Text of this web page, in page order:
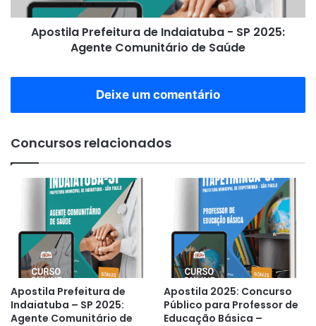
Comunitário
Apostila Prefeitura de Indaiatuba - SP 2025:
Agente Comunitário de Saúde
Deixe um comentário
Concursos relacionados
Apostila Prefeitura de
Indaiatuba – SP 2025:
Agente Comunitário de
Apostila 2025: Concurso
Público para Professor de
Educação Básica –